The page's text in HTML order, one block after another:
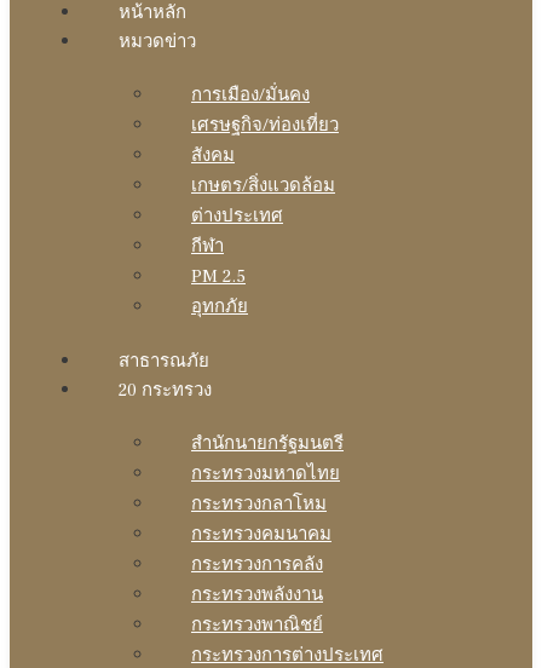
หน้าหลัก
หมวดข่าว
การเมือง/มั่นคง
เศรษฐกิจ/ท่องเที่ยว
สังคม
เกษตร/สิ่งแวดล้อม
ต่างประเทศ
กีฬา
PM 2.5
อุทกภัย
สาธารณภัย
20 กระทรวง
สํานักนายกรัฐมนตรี
กระทรวงมหาดไทย
กระทรวงกลาโหม
กระทรวงคมนาคม
กระทรวงการคลัง
กระทรวงพลังงาน
กระทรวงพาณิชย์
กระทรวงการต่างประเทศ